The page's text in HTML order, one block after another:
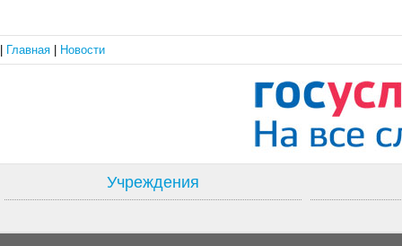
Главная Новости
Учреждения